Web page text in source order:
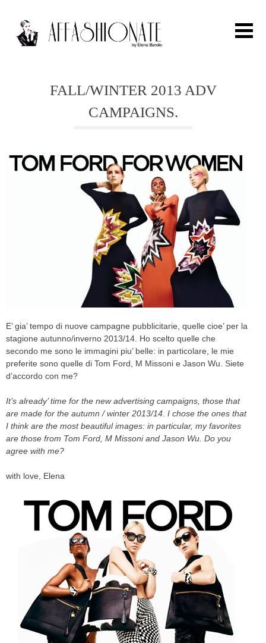
OUTFIT
BEAUTY
TRAVEL
PARTIES
CELEB
PRESS
CONTACT
ABOUT
ARCHIVES
CONTACT
FALL/WINTER 2013 ADV
CAMPAIGNS.
E’ gia’ tempo di nuove campagne pubblicitarie, quelle cioe’ per la
stagione autunno/inverno 2013/14. Ho scelto quelle che
secondo me sono le immagini piu’ belle: in particolare, le mie
preferite sono quelle di Tom Ford, M Missoni e Jason Wu. Siete
d’accordo con me?
It’s already’ time for the new advertising campaigns, those that
are made for the autumn / winter 2013/14 I chose the ones that
I think are the most beautiful images: in particular, myfavorites
are those from Tom Ford , M Missoni and Jason Wu Do you
agree with me?
with love, Elena